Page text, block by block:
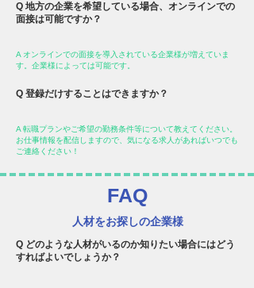
Q 地方の企業を希望している場合、オンラインでの
面接は可能ですか？
A オンラインでの面接を導入されている企業様が増えていま
す。企業様によっては可能です。
Q 登録だけすることはできますか？
A 転職プランやご希望の勤務条件等について教えてください。
お仕事情報を配信しますので、気になる求人があればいつでも
ご連絡ください！
FAQ
人材をお探しの企業様
Q どのような人材がいるのか知りたい場合にはどう
すればよいでしょうか？